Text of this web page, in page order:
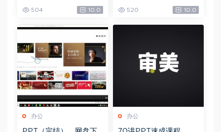
命+合盘专辑+事业专题
(视频课程+PPT讲义
Z)，网盘下载(2.63G)
504 10.0 520 10.0
办公 办公